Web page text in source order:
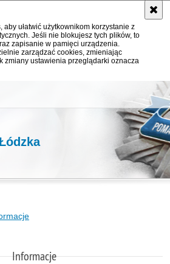
ułatwić użytkownikom korzystanie z
Jeśli nie blokujesz tych plików, to
zapisanie w pamięci urządzenia.
zarządzać cookies, zmieniając
zmiany ustawienia przeglądarki oznacza
Informacje